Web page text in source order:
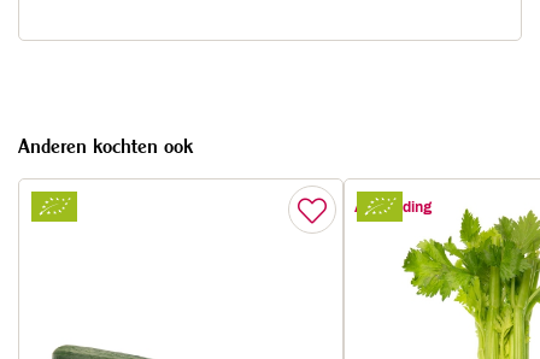
Anderen kochten ook
Aanbieding